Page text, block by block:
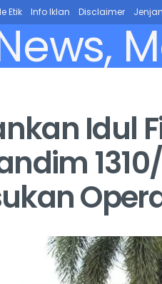
Etik Info Iklan Disclaimer
Idul